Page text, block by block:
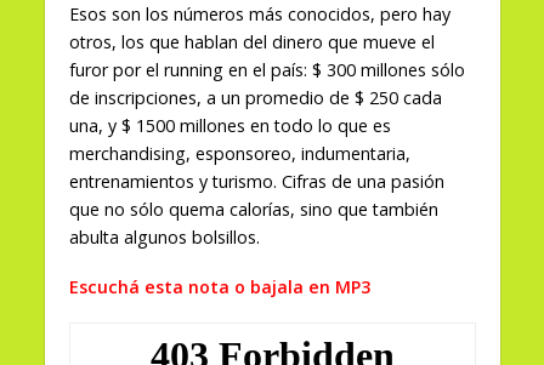
Esos son los números más conocidos, pero hay
otros, los que hablan del dinero que mueve el
furor por el running en el país: $ 300 millones sólo
de inscripciones, a un promedio de $ 250 cada
una, y $ 1500 millones en todo lo que es
merchandising, esponsoreo, indumentaria,
entrenamientos y turismo. Cifras de una pasión
que no sólo quema calorías, sino que también
abulta algunos bolsillos.
Escuchá esta nota o bajala en MP3